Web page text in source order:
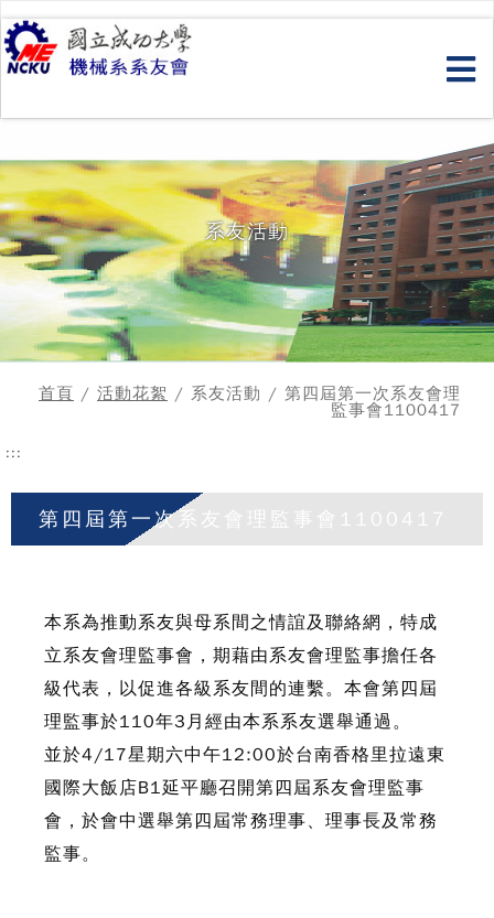
跳
到
主
要
容
系友活動
首頁 / 活動花絮 / 系友活動 / 第四屆第一次系友會理
監事會1100417
:::
第四屆第一次系友會理監事會1100417
本系為推動系友與母系間之情誼及聯絡網，特成
立系友會理監事會，期藉由系友會理監事擔任各
級代表，以促進各級系友間的連繫。本會第四屆
理監事於110年3月經由本系系友選舉通過。
並於4/17星期六中午12:00於台南香格里拉遠東
國際大飯店B1延平廳召開第四屆系友會理監事
會，於會中選舉第四屆常務理事、理事長及常務
監事。